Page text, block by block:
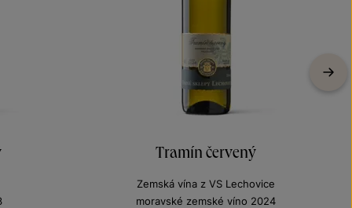
Tramín červený
Zemská vína z VS Lechovice
moravské zemské víno 2024